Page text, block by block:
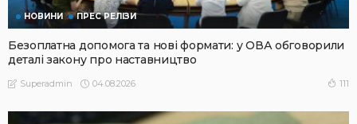
НОВИНИ ПРЕС РЕЛІЗИ
Безоплатна допомога та нові формати: у ОВА обговорили
деталі закону про наставництво
Superadmin 04.08.2026 111